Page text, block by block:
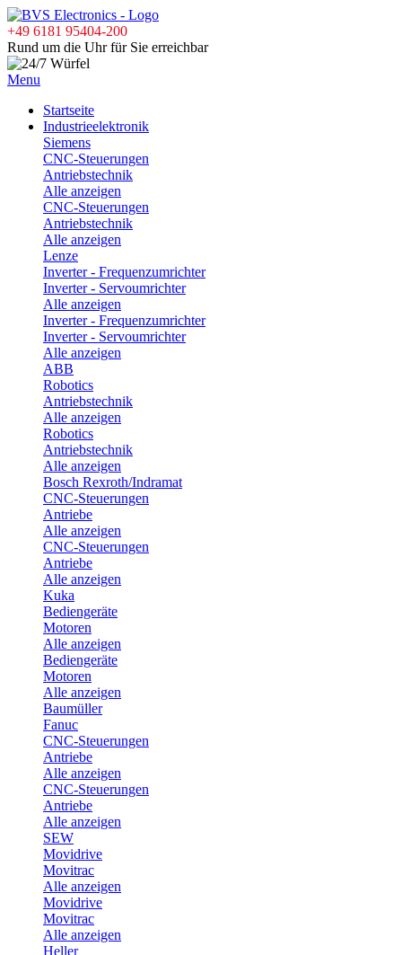
+49 6181 95404-200
Rund um die Uhr für Sie erreichbar
Menu
Startseite
Industrieelektronik
Siemens
CNC-Steuerungen
Antriebstechnik
Alle anzeigen
CNC-Steuerungen
Antriebstechnik
Alle anzeigen
Lenze
Inverter - Frequenzumrichter
Inverter - Servoumrichter
Alle anzeigen
Inverter - Frequenzumrichter
Inverter - Servoumrichter
Alle anzeigen
ABB
Robotics
Antriebstechnik
Alle anzeigen
Robotics
Antriebstechnik
Alle anzeigen
Bosch Rexroth/Indramat
CNC-Steuerungen
Antriebe
Alle anzeigen
CNC-Steuerungen
Antriebe
Alle anzeigen
Kuka
Bediengeräte
Motoren
Alle anzeigen
Bediengeräte
Motoren
Alle anzeigen
Baumüller
Fanuc
CNC-Steuerungen
Antriebe
Alle anzeigen
CNC-Steuerungen
Antriebe
Alle anzeigen
SEW
Movidrive
Movitrac
Alle anzeigen
Movidrive
Movitrac
Alle anzeigen
Heller